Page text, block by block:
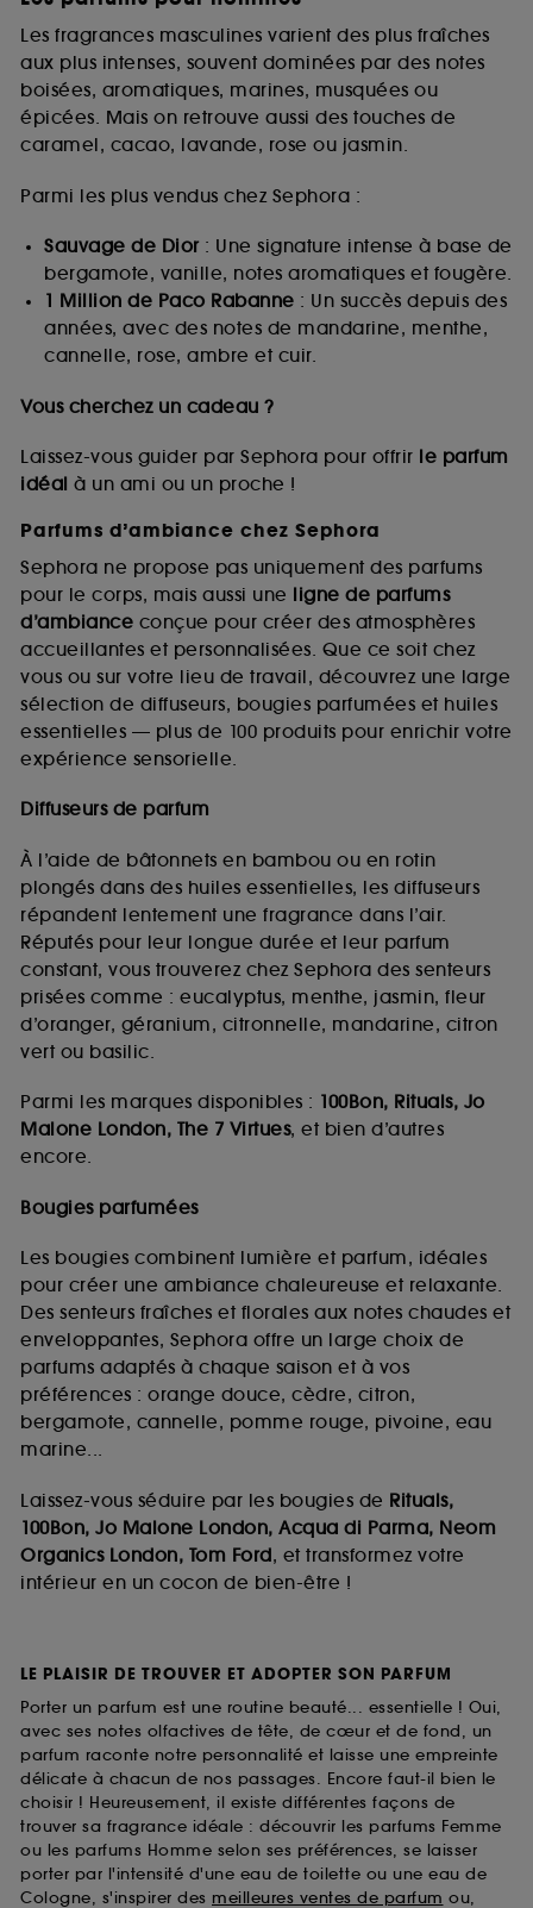
Les fragrances masculines varient des plus fraîches
aux plus intenses, souvent dominées par des notes
boisées, aromatiques, marines, musquées ou
épicées. Mais on retrouve aussi des touches de
caramel, cacao, lavande, rose ou jasmin.
Parmi les plus vendus chez Sephora :
Sauvage de Dior: Une signature intense à base de
bergamote, vanille, notes aromatiques et fougère.
1 Million de Paco Rabanne : Un succès depuis des
années, avec des notes de mandarine, menthe,
cannelle, rose, ambre et cuir.
Vous cherchez un cadeau ?
Laissez-vous guider par Sephora pour offrir le parfum
idéal à un ami ou un proche !
Parfums d’ambiance chez Sephora
Sephora ne propose pas uniquement des parfums
pour le corps, mais aussi une ligne de parfums
d’ambiance conçue pour créer des atmosphères
accueillantes et personnalisées. Que ce soit chez
vous ou sur votre lieu de travail, découvrez une large
sélection de diffuseurs, bougies parfumées et huiles
essentielles — plus de 100 produits pour enrichir votre
expérience sensorielle.
Diffuseurs de parfum
À l’aide de bâtonnets en bambou ou en rotin
plongés dans des huiles essentielles, les diffuseurs
répandent lentement une fragrance dans l’air.
Réputés pour leur longue durée et leur parfum
constant, vous trouverez chez Sephora des senteurs
prisées comme : eucalyptus, menthe, jasmin, fleur
d’oranger, géranium, citronnelle, mandarine, citron
vert ou basilic.
Parmi les marques disponibles : 100Bon, Rituals, Jo
Malone London, The 7 Virtues, et bien d’autres
encore.
Bougies parfumées
Les bougies combinent lumière et parfum, idéales
pour créer une ambiance chaleureuse et relaxante.
Des senteurs fraîches et florales aux notes chaudes et
enveloppantes, Sephora offre un large choix de
parfums adaptés à chaque saison et à vos
préférences : orange douce, cèdre, citron,
bergamote, cannelle, pomme rouge, pivoine, eau
marine...
Laissez-vous séduire par les bougies de Rituals,
100Bon, Jo Malone London, Acqua di Parma, Neom
Organics London, Tom Ford, et transformez votre
intérieur en un cocon de bien-être !
LE PLAISIR DE TROUVER ET ADOPTER SON PARFUM
Porter un parfum est une routine beauté... essentielle ! Oui,
avec ses notes olfactives de tête, de cœur et de fond, un
parfum raconte notre personnalité et laisse une empreinte
délicate à chacun de nos passages. Encore faut-il bien le
choisir ! Heureusement, il existe différentes façons de
trouver sa fragrance idéale : découvrir les parfums Femme
ou les parfums Homme selon ses préférences, se laisser
porter par l'intensité d'une eau de toilette ou une eau de
Cologne, s'inspirer des meilleures ventes de parfum ou,